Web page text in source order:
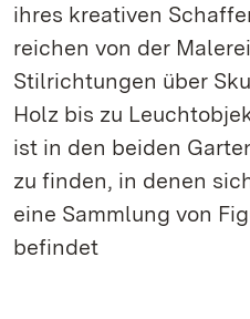
ihres kreativen
reichen von der
Stilrichtungen über
Holz bis zu
ist in den beiden
zu finden, in denen
eine Sammlung von
befindet